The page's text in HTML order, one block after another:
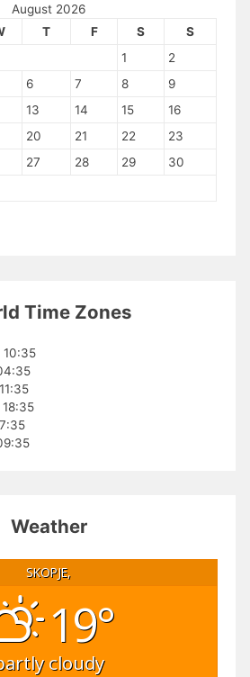
August 2026
T F S
S
1
2
6 7 8
9
13 14 15
16
20 21 22
23
27 28 29
30
Time Zones
10:35
Weather
SKOPJE,
19°
cloudy